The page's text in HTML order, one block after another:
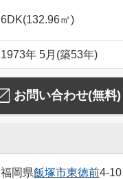
6DK(132.96㎡)
1973年 5月(築53年)
お問い合わせ(無料)
福岡県飯塚市東徳前4-10